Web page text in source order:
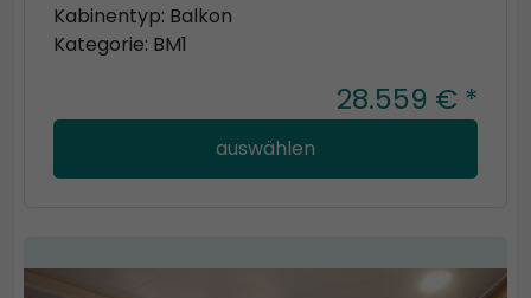
Kabinentyp: Balkon
Kategorie: BM1
28.559 € *
auswählen